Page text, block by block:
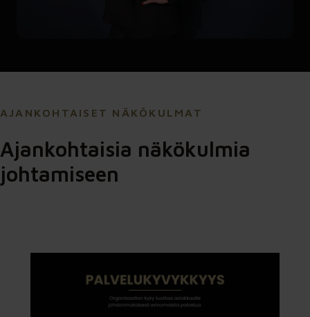
AJANKOHTAISET NÄKÖKULMAT
Ajankohtaisia näkökulmia
johtamiseen